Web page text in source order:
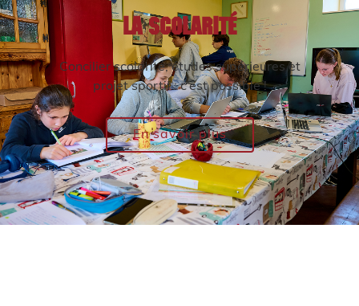
La scolarité
Concilier scolarité, études supérieures et
projet sportif : c’est possible !
En savoir plus